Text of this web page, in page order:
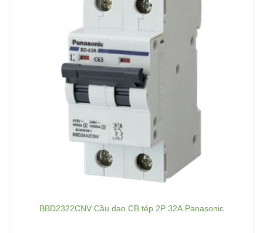
BBD2322CNV Cầu dao CB tép 2P 32A Panasonic